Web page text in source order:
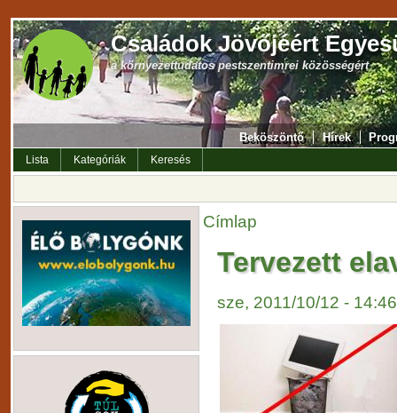
Családok Jövőjéért
a környezettudatos pestszentimrei közösségért
Beköszöntő Hírek
Lista Kategóriák Keresés
Címlap
Tervezett
sze, 2011/10/12 -